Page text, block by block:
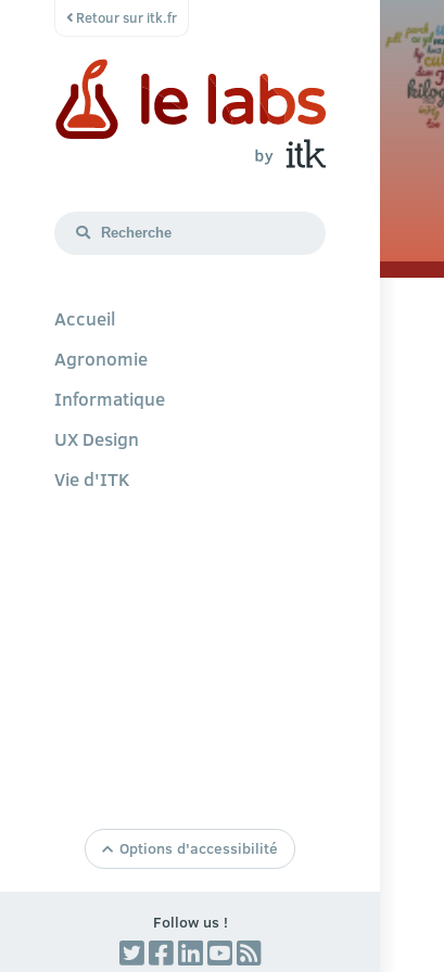
Retour sur itk.fr
Accueil
Agronomie
Informatique
UX Design
Vie d'ITK
Taille de texte par Defaut
Réduire la Taille du Texte
Options d'accessibilité
Follow us !